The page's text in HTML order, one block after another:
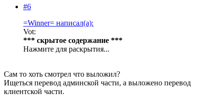
#6
=Winner= написал(а):
Vot:
*** скрытое содержание ***
Нажмите для раскрытия...
Сам то хоть смотрел что выложил?
Ищеться перевод админской части, а выложено перевод
клиентской части.